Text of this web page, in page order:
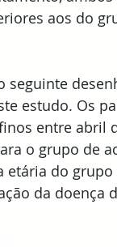
aos do
seguinte
estudo. Os
entre abril
o grupo de
etária do
da doença